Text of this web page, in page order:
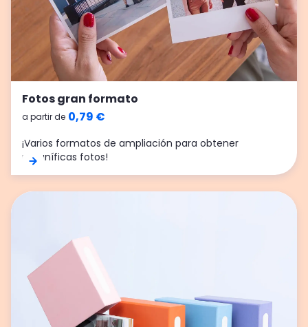
Fotos gran formato
a partir de 0,79 €
¡Varios formatos de ampliación para obtener
magníficas fotos!